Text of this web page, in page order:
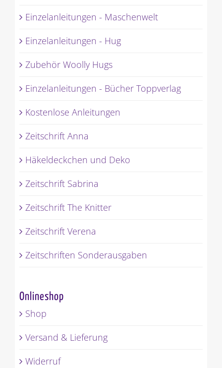
Einzelanleitungen - Maschenwelt
Einzelanleitungen - Hug
Zubehör Woolly Hugs
Einzelanleitungen - Bücher Toppverlag
Kostenlose Anleitungen
Zeitschrift Anna
Häkeldeckchen und Deko
Zeitschrift Sabrina
Zeitschrift The Knitter
Zeitschrift Verena
Zeitschriften Sonderausgaben
Onlineshop
Shop
Versand & Lieferung
Widerruf